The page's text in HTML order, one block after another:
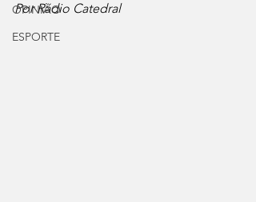
OPINIÃO
ESPORTE
Por Rádio Catedral